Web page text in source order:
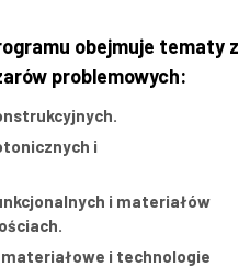
obejmuje tematy z
problemowych:
i
i materiałów
i technologie